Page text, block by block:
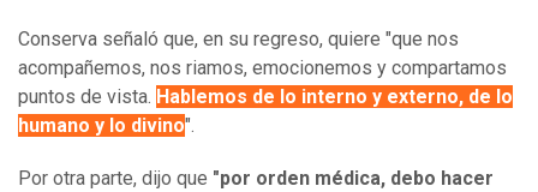
Conserva señaló que, en su regreso, quiere "que nos
acompañemos, nos riamos, emocionemos y compartamos
puntos de vista. Hablemos de lo interno y externo, de lo
humano y lo divino".
Por otra parte, dijo que "por orden médica, debo hacer